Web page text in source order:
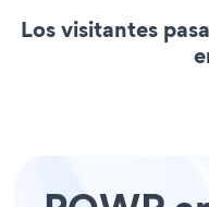
Los visitantes